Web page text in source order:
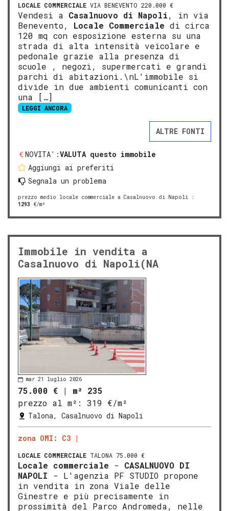
LOCALE COMMERCIALE VIA BENEVENTO 220.000 €
Vendesi a Casalnuovo di Napoli, in via
Benevento, Locale Commerciale di circa
120 mq con esposizione esterna su una
strada di alta intensità veicolare e
pedonale grazie alla presenza di
scuole , negozi, supermercati e grandi
parchi di abitazioni.\nL'immobile si
divide in due ambienti comunicanti con
una […]
LEGGI ANCORA
ALTRE FONTI
NOVITA':VALUTA questo immobile
Aggiungi ai preferiti
Segnala un problema
prezzo medio locale commerciale a Casalnuovo di Napoli :
1293 €/m²
Immobile in vendita a
Casalnuovo di Napoli(NA
mar 21 luglio 2026
75.000 € | m² 235
prezzo al m²:
319 €/m²
Talona, Casalnuovo di Napoli
zona OMI: C3
LOCALE COMMERCIALE TALONA 75.000 €
Locale commerciale - CASALNUOVO DI
NAPOLI - L'agenzia PF STUDIO propone
in vendita in zona Viale delle
Ginestre e più precisamente in
prossimità del Parco Andromeda, nelle